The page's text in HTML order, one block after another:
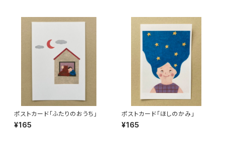
ポストカード「ふたりのおうち」
¥165
ポストカード「ほしのかみ」
¥165